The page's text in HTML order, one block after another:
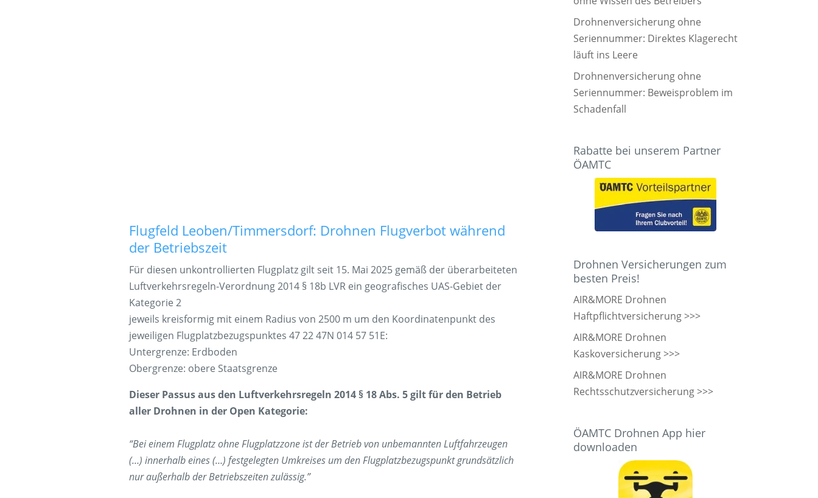
Flugfeld Leoben/Timmersdorf: Drohnen Flugverbot während
der Betriebszeit
Für diesen unkontrollierten Flugplatz gilt seit 15. Mai 2025 gemäß der überarbeiteten
Luftverkehrsregeln-Verordnung 2014 § 18b LVR ein geografisches UAS-Gebiet der
Kategorie 2
jeweils kreisformig mit einem Radius von 2500 m um den Koordinatenpunkt des
jeweiligen Flugplatzbezugspunktes 47 22 47N 014 57 51E:
Untergrenze: Erdboden
Obergrenze: obere Staatsgrenze
Dieser Passus aus den Luftverkehrsregeln 2014 § 18 Abs. 5 gilt für den Betrieb
aller Drohnen in der Open Kategorie:
“Bei einem Flugplatz ohne Flugplatzzone ist der Betrieb von unbemannten Luftfahrzeugen
(…) innerhalb eines (…) festgelegten Umkreises um den Flugplatzbezugspunkt grundsätzlich
nur außerhalb der Betriebszeiten zulässig.”
Drohnenversicherung ohne
Seriennummer: Direktes Klagerecht
läuft ins Leere
Drohnenversicherung ohne
Seriennummer: Beweisproblem im
Schadenfall
Rabatte bei unserem Partner
ÖAMTC
Drohnen Versicherungen zum
besten Preis!
AIR&MORE Drohnen
Haftpflichtversicherung >>>
AIR&MORE Drohnen
Kaskoversicherung >>>
AIR&MORE Drohnen
Rechtsschutzversicherung >>>
ÖAMTC Drohnen App hier
downloaden